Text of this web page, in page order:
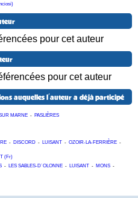
pour cet auteur
pour cet auteur
auquelles l'auteur a déjà participé
MARNE - PASLIÈRES
- DISCORD - LUISANT - OZOIR-LA-FERRIÈRE -
(Fr)
- LES SABLES-D´OLONNE - LUISANT - MONS -